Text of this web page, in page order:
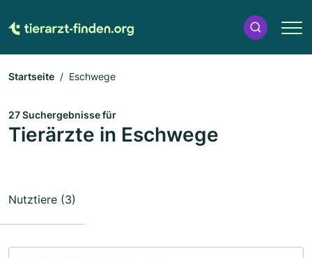
Startseite Eschwege
27 Suchergebnisse für
Tierärzte in Eschwege
Nutztiere (3)